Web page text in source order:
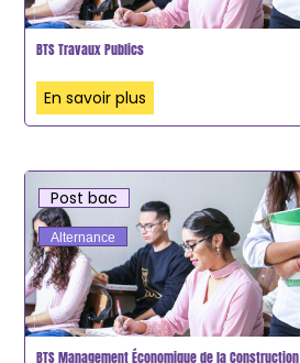
BTS Travaux Publics
En savoir plus
Post bac
Alternance
BTS Management Économique de la Construction